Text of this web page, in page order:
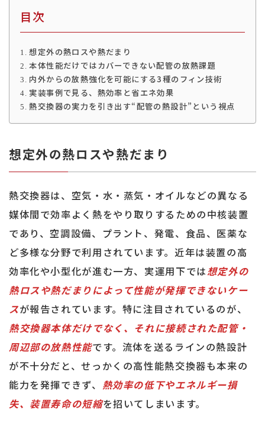
目次
想定外の熱ロスや熱だまり
本体性能だけではカバーできない配管の放熱課題
内外からの放熱強化を可能にする3種のフィン技術
実装事例で見る、熱効率と省エネ効果
熱交換器の実力を引き出す“配管の熱設計”という視点
想定外の熱ロスや熱だまり
熱交換器は、空気・水・蒸気・オイルなどの異なる
媒体間で効率よく熱をやり取りするための中核装置
であり、空調設備、プラント、発電、食品、医薬な
ど多様な分野で利用されています。近年は装置の高
効率化や小型化が進む一方、実運用下では想定外の
熱ロスや熱だまりによって性能が発揮できないケー
スが報告されています。特に注目されているのが、
熱交換器本体だけでなく、それに接続された配管・
周辺部の放熱性能です。流体を送るラインの熱設計
が不十分だと、せっかくの高性能熱交換器も本来の
能力を発揮できず、 熱効率の低下やエネルギー損
失、装置寿命の短縮を招いてしまいます。